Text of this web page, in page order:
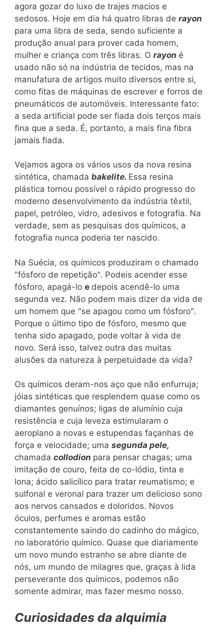
agora gozar do luxo de trajes macios e
sedosos. Hoje em dia há quatro libras de rayon
para uma libra de seda, sendo suficiente a
produção anual para prover cada homem,
mulher e criança com três libras. O rayon é
usado não só na indústria de tecidos, mas na
manufatura de artigos muito diversos entre si,
como fitas de máquinas de escrever e forros de
pneumáticos de automóveis. Interessante fato:
a seda artificial pode ser fiada dois terços mais
fina que a seda. É, portanto, a mais fina fibra
jamais fiada.
Vejamos agora os vários usos da nova resina
sintética, chamada bakelite. Essa resina
plástica tornou possível o rápido progresso do
moderno desenvolvimento da indústria têxtil,
papel, petróleo, vidro, adesivos e fotografia. Na
verdade, sem as pesquisas dos químicos, a
fotografia nunca poderia ter nascido.
Na Suécia, os químicos produziram o chamado
"fósforo de repetição". Podeis acender esse
fósforo, apagá-lo e depois acendê-lo uma
segunda vez. Não podem mais dizer da vida de
um homem que "se apagou como um fósforo".
Porque o último tipo de fósforo, mesmo que
tenha sido apagado, pode voltar à vida de
novo. Será isso, talvez outra das muitas
alusões da natureza à perpetuidade da vida?
Os químicos deram-nos aço que não enfurruja;
jóias sintéticas que resplendem quase como os
diamantes genuínos; ligas de alumínio cuja
resistência e cuja leveza estimularam o
aeroplano a novas e estupendas façanhas de
força e velocidade; uma segunda pele,
chamada collodion para pensar chagas; uma
imitação de couro, feita de co-lódio, tinta e
lona; ácido salicílico para tratar reumatismo; e
sulfonal e veronal para trazer um delicioso sono
aos nervos cansados e doloridos. Novos
óculos, perfumes e aromas estão
constantemente saindo do cadinho do mágico,
no laboratório químico. Quase que diariamente
um novo mundo estranho se abre diante de
nós, um mundo de milagres que, graças à lida
perseverante dos químicos, podemos não
somente admirar, mas fazer mesmo nosso.
Curiosidades da alquimia